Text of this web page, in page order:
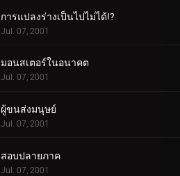
การแปลงร่างเป็นไปไม่ได้!?
Jul. 07, 2001
มอนสเตอร์ในอนาคต
Jul. 07, 2001
ผู้ขนส่งมนุษย์
Jul. 07, 2001
สอบปลายภาค
Jul. 07, 2001